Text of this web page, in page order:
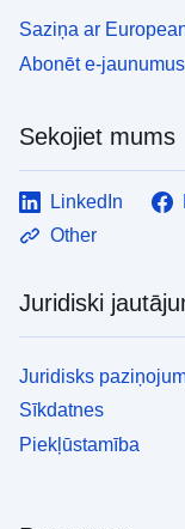
Saziņa ar
Abonēt e-jaunumus
Sekojiet mums
LinkedIn
Other
Juridiski
Juridisks
Sīkdatnes
Piekļūstamība